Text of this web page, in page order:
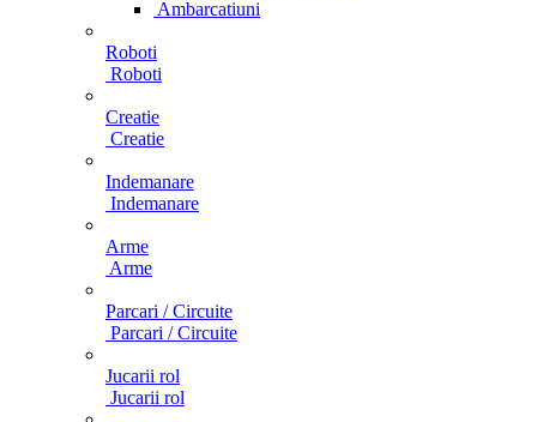
Ambarcatiuni
Roboti
Roboti
Creatie
Creatie
Indemanare
Indemanare
Arme
Arme
Parcari / Circuite
Parcari / Circuite
Jucarii rol
Jucarii rol